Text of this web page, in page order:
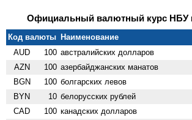
Официальный валютный курс НБУ
Код валюты Наименование
AUD
100 австралийских долларов
AZN 100 азербайджанских манатов
BGN 100 болгарских левов
BYN 10 белорусских рублей
CAD 100 канадских долларов